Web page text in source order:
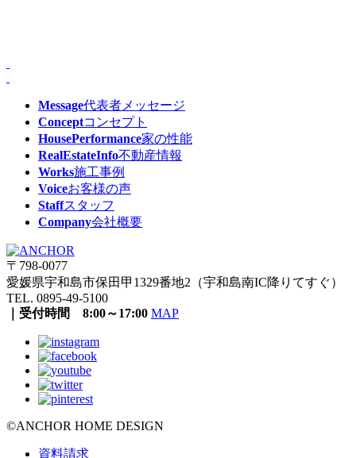
Message代表者メッセージ
Conceptコンセプト
HousePerformance家の性能
RealEstateInfo不動産情報
Works施工事例
Voiceお客様の声
Staffスタッフ
Company会社概要
〒798-0077
愛媛県宇和島市保田甲1329番地2（宇和島南IC降りてすぐ）
TEL. 0895-49-5100
｜受付時間 8:00～17:00 MAP
©ANCHOR HOME DESIGN
資料請求